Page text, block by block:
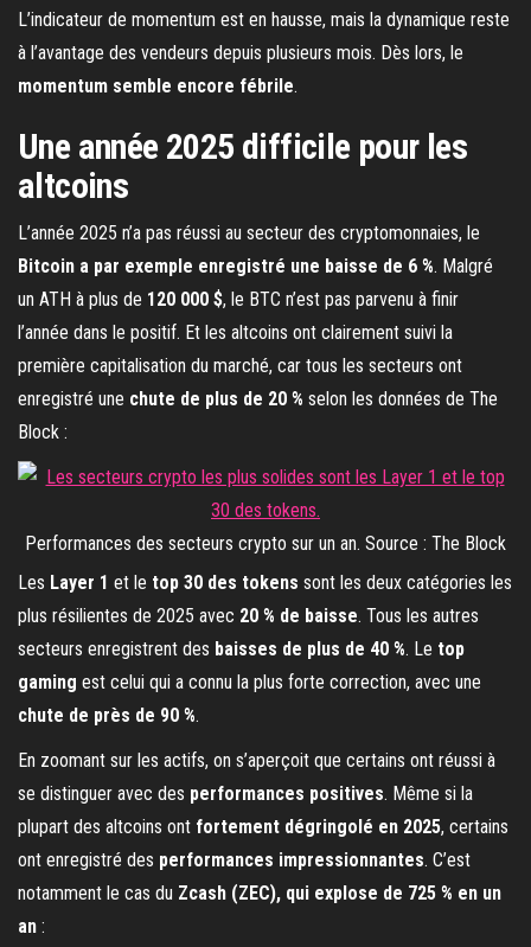
L’indicateur de momentum est en hausse, mais la dynamique reste
à l’avantage des vendeurs depuis plusieurs mois. Dès lors, le
momentum semble encore fébrile.
Une année 2025 difficile pour les
altcoins
L’année 2025 n’a pas réussi au secteur des cryptomonnaies, le
Bitcoin a par exemple enregistré une baisse de 6 %. Malgré
un ATH à plus de 120 000 $, le BTC n’est pas parvenu à finir
l’année dans le positif. Et les altcoins ont clairement suivi la
première capitalisation du marché, car tous les secteurs ont
enregistré une chute de plus de 20 % selon les données de The
Block :
Performances des secteurs crypto sur un an. Source : The Block
Les Layer 1 et le top 30 des tokens sont les deux catégories les
plus résilientes de 2025 avec 20 % de baisse. Tous les autres
secteurs enregistrent des baisses de plus de 40 %. Le top
gaming est celui qui a connu la plus forte correction, avec une
chute de près de 90 %.
En zoomant sur les actifs, on s’aperçoit que certains ont réussi à
se distinguer avec des performances positives. Même si la
plupart des altcoins ont fortement dégringolé en 2025, certains
ont enregistré des performances impressionnantes. C’est
notamment le cas du Zcash (ZEC), qui explose de 725 % en un
an :